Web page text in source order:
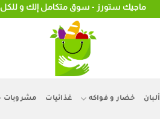
ماجيك ستورز - سوق متكامل إلك و للكل
خضار و فواكه غذائيات مشروبات